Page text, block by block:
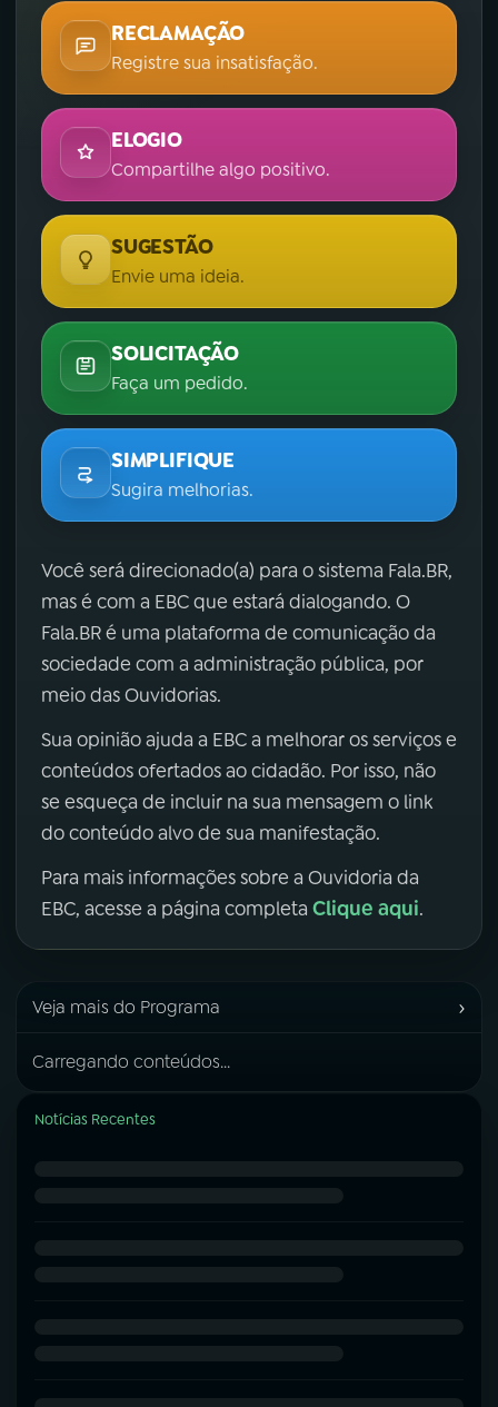
RECLAMAÇÃO
Registre sua insatisfação.
ELOGIO
Compartilhe algo positivo.
SUGESTÃO
Envie uma ideia.
SOLICITAÇÃO
Faça um pedido.
SIMPLIFIQUE
Sugira melhorias.
Você será direcionado(a) para o sistema Fala.BR,
mas é com a EBC que estará dialogando. O
Fala.BR é uma plataforma de comunicação da
sociedade com a administração pública, por
meio das Ouvidorias.
Sua opinião ajuda a EBC a melhorar os serviços e
conteúdos ofertados ao cidadão. Por isso, não
se esqueça de incluir na sua mensagem o link
do conteúdo alvo de sua manifestação.
Para mais informações sobre a Ouvidoria da
EBC, acesse a página completa Clique aqui.
Veja mais do Programa ›
Carregando conteúdos...
Notícias Recentes